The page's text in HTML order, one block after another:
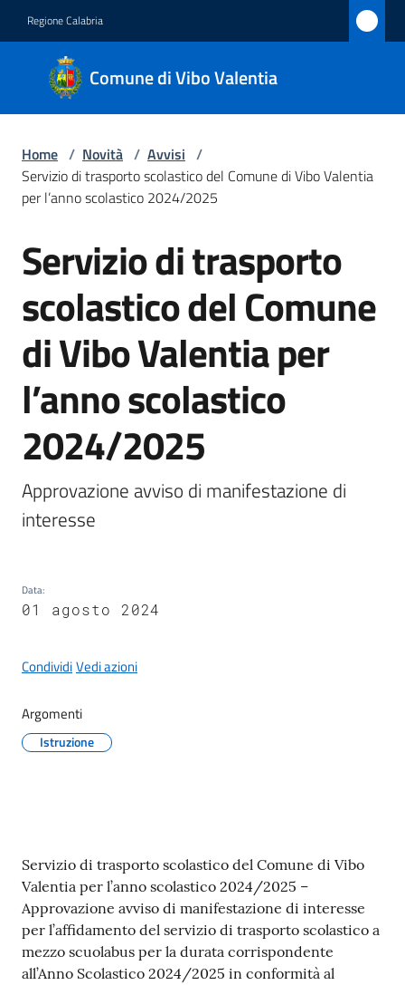
Regione Calabria
Comune di Vibo Valentia
Comune
di Vibo
Valentia
Amministrazione
Novità
Menu selezionato
Menu selezionato
Vivere
Vibo
Valentia
A
l
p
r
o
i
o
Seguici
su
Home / Novità / Avvisi /
Servizio di trasporto scolastico del Comune di Vibo Valentia
per l’anno scolastico 2024/2025
Salta al contenuto
Servizio di trasporto
scolastico del Comune
di Vibo Valentia per
l’anno scolastico
2024/2025
Approvazione avviso di manifestazione di
interesse
Data:
01 agosto 2024
CondividiVedi azioni
Argomenti
Istruzione
Contenuto
Servizio di trasporto scolastico del Comune di Vibo
Valentia per l’anno scolastico 2024/2025 –
Approvazione avviso di manifestazione di interesse
per l’affidamento del servizio di trasporto scolastico a
mezzo scuolabus per la durata corrispondente
all’Anno Scolastico 2024/2025 in conformità al